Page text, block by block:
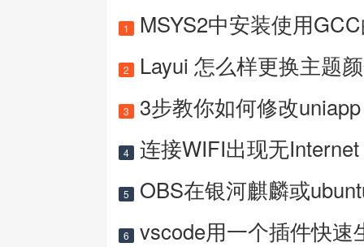
1 MSYS2中安装使用
2 Layui 怎么样更换主题
3 3步教你如何修改
4 连接WIFI出现无Internet
5 OBS在银河麒麟或
6 vscode用一个插件快速